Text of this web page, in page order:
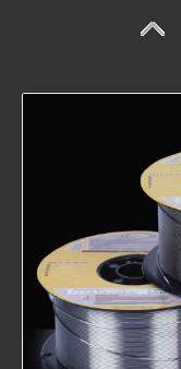
FR402